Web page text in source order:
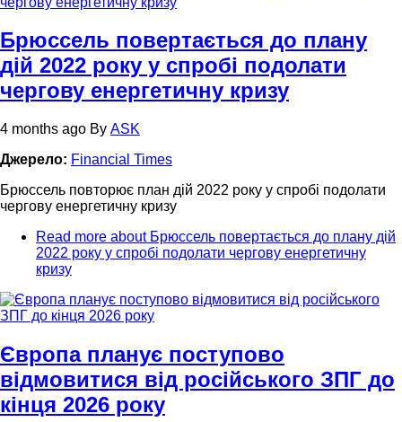
Брюссель повертається до плану
дій 2022 року у спробі подолати
чергову енергетичну кризу
4 months ago By ASK
Джерело: Financial Times
Брюссель повторює план дій 2022 року у спробі подолати
чергову енергетичну кризу
Read more about Брюссель повертається до плану дій
2022 року у спробі подолати чергову енергетичну
кризу
Європа планує поступово
відмовитися від російського ЗПГ до
кінця 2026 року